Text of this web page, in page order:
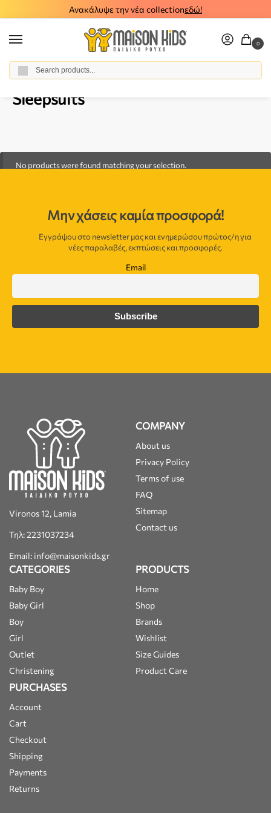
Ανακάλυψε την νέα collectionεδώ!
0
Home / Baby Girl /
Sleepsuits
No products were found matching your selection.
Μην χάσεις καμία προσφορά!
Εγγράψου στο newsletter μας και ενημερώσου πρώτος/η για
νέες παραλαβές, εκπτώσεις και προσφορές.
Email
Vironos 12, Lamia
Τηλ: 2231037234
Email: info@maisonkids.gr
COMPANY
About us
Privacy Policy
Terms of use
FAQ
Sitemap
Contact us
CATEGORIES
Baby Boy
Baby Girl
Boy
Girl
Outlet
Christening
PRODUCTS
Home
Shop
Brands
Wishlist
Size Guides
Product Care
PURCHASES
Account
Cart
Checkout
Shipping
Payments
Returns